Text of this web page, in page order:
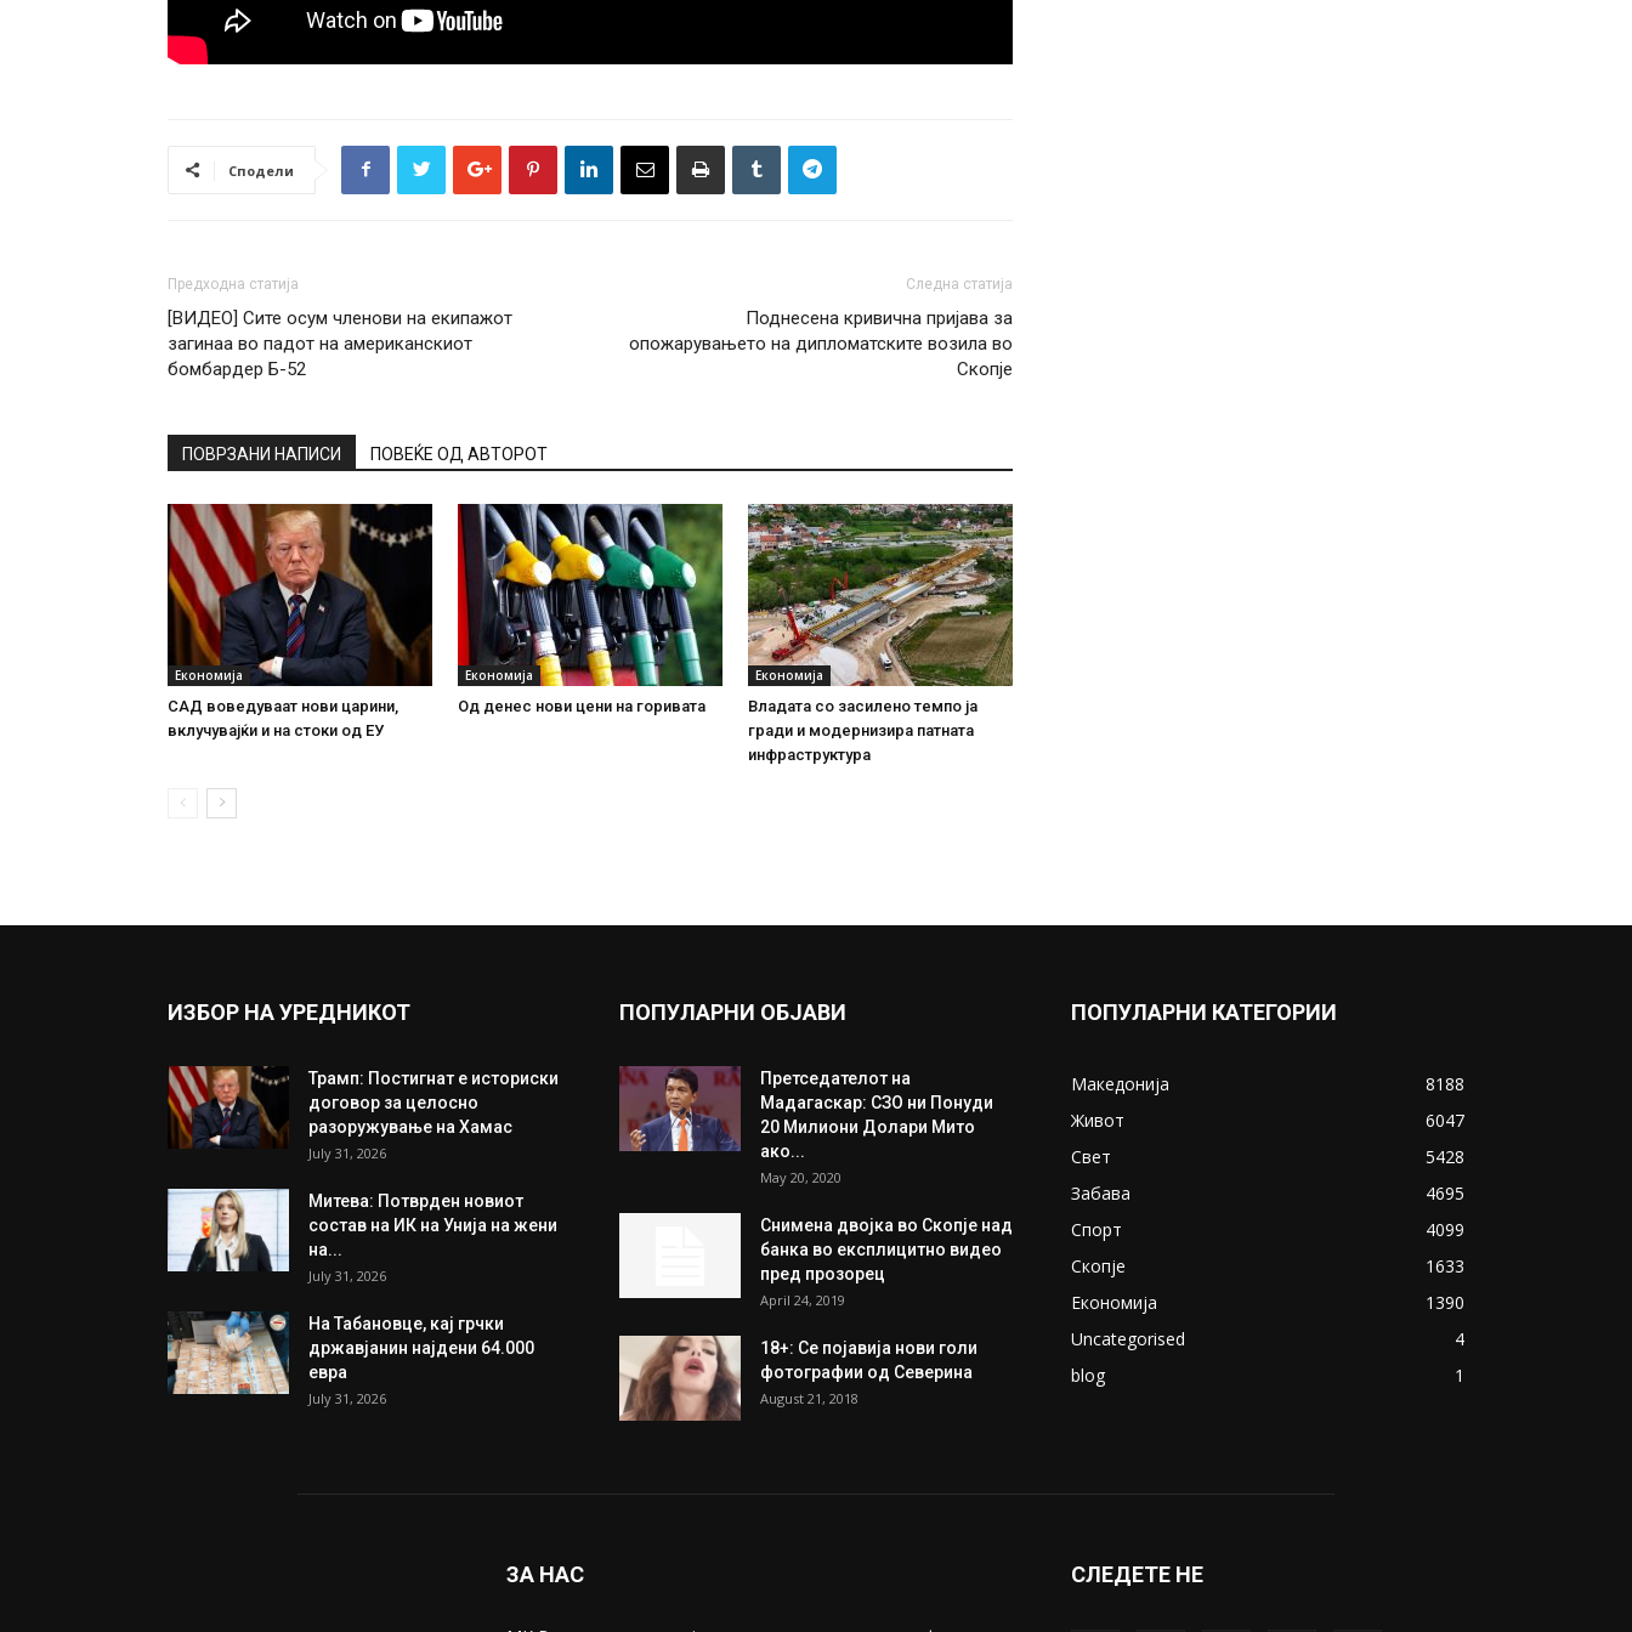
Сподели
Предходна статија
[ВИДЕО] Сите осум членови на екипажот
загинаа во падот на американскиот
бомбардер Б-52
Следна статија
Поднесена кривична пријава за
опожарувањето на дипломатските возила во
Скопје
ПОВРЗАНИ НАПИСИ ПОВЕЌЕ ОД АВТОРОТ
Економија
САД воведуваат нови царини,
вклучувајќи и на стоки од ЕУ
Економија
Од денес нови цени на горивата
Економија
Владата со засилено темпо ја
гради и модернизира патната
инфраструктура
ИЗБОР НА УРЕДНИКОТ
Трамп: Постигнат е историски
договор за целосно
разоружување на Хамас
July 31, 2026
Митева: Потврден новиот
состав на ИК на Унија на жени
на...
July 31, 2026
На Табановце, кај грчки
државјанин најдени 64.000
евра
July 31, 2026
ПОПУЛАРНИ ОБЈАВИ
Претседателот на
Мадагаскар: СЗО ни Понуди
20 Милиони Долари Мито
ако...
May 20, 2020
Снимена двојка во Скопје над
банка во експлицитно видео
пред прозорец
April 24, 2019
18+: Се појавија нови голи
фотографии од Северина
August 21, 2018
ПОПУЛАРНИ КАТЕГОРИИ
Македонија
8188
Живот
6047
Свет
5428
Забава
4695
Спорт
4099
Скопје
1633
Економија
1390
Uncategorised
4
blog
1
ЗА НАС СЛЕДЕТЕ НЕ